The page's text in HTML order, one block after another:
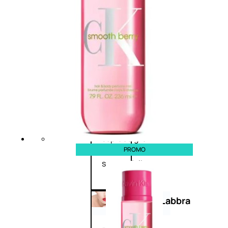
occhi
Eyeliner
Mascara
Matita
occhi
e correttori
Matita
sopracciglia
Mascara
sopracciglia
Fissante
sopracciglia
Labbra
PROMO